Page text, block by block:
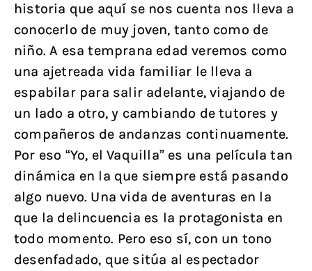
historia que aquí se nos cuenta nos lleva a
conocerlo de muy joven, tanto como de
niño. A esa temprana edad veremos como
una ajetreada vida familiar le lleva a
espabilar para salir adelante, viajando de
un lado a otro, y cambiando de tutores y
compañeros de andanzas continuamente.
Por eso “Yo, el Vaquilla” es una película tan
dinámica en la que siempre está pasando
algo nuevo. Una vida de aventuras en la
que la delincuencia es la protagonista en
todo momento. Pero eso sí, con un tono
desenfadado, que sitúa al espectador